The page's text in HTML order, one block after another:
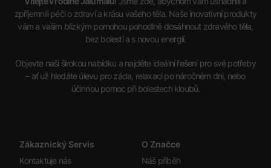
zpříjemnili péči o zdraví a krásu vašeho těla. Naše inovativní produkty
vám a vašim blízkým pomohou pohodlně dosáhnout zdravého těla,
bez bolesti a s novou energií.
Objevte naši širokou nabídku a najděte ideální řešení pro své potřeby
– ať už hledáte úlevu pro záda, relaxaci po náročném dni, nebo
účinnou pomoc při bolestech kloubů.
Zákaznický Servis
Kontaktuje nás
O Značce
Náš příběh